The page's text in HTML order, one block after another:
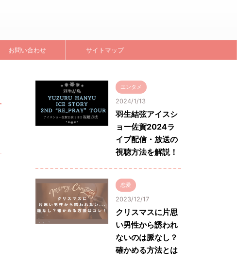
お問い合わせ サイトマップ
エンタメ
2024/1/13
羽生結弦アイスシ
ョー佐賀2024ラ
イブ配信・放送の
視聴方法を解説！
恋愛
2023/12/17
クリスマスに片思
い男性から誘われ
ないのは脈なし？
確かめる方法とは